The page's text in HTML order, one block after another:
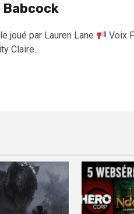
Babcock
joué par Lauren Lane
Voix
Claire...